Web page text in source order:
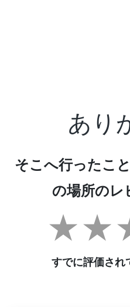
あり
そこへ行ったこ
の場所のレ
すでに評価され